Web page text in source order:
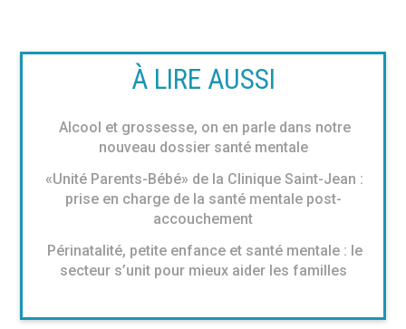
À LIRE AUSSI
Alcool et grossesse, on en parle dans notre
nouveau dossier santé mentale
«Unité Parents-Bébé» de la Clinique Saint-Jean :
prise en charge de la santé mentale post-
accouchement
Périnatalité, petite enfance et santé mentale : le
secteur s’unit pour mieux aider les familles